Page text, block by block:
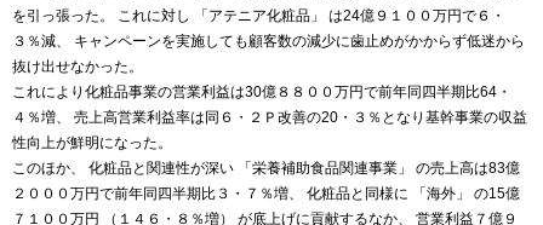
を引っ張った。 これに対し 「アテニア化粧品」 は24億９１００万円で６・
３％減、 キャンペーンを実施しても顧客数の減少に歯止めがかからず低迷から
抜け出せなかった。
これにより化粧品事業の営業利益は30億８８００万円で前年同四半期比64・
４％増、 売上高営業利益率は同６・２Ｐ改善の20・３％となり基幹事業の収益
性向上が鮮明になった。
このほか、 化粧品と関連性が深い 「栄養補助食品関連事業」 の売上高は83億
２０００万円で前年同四半期比３・７％増、 化粧品と同様に 「海外」 の15億
７１００万円 （１４６・８％増） が底上げに貢献するなか、 営業利益７億９